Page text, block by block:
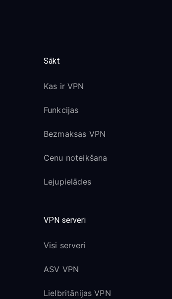
Sākt
Kas ir VPN
Funkcijas
Bezmaksas VPN
Cenu noteikšana
Lejupielādes
VPN serveri
Visi serveri
ASV VPN
Lielbritānijas VPN